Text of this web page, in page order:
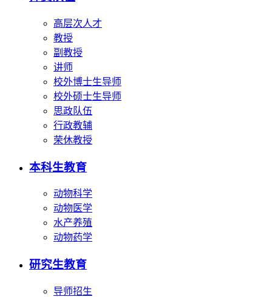
高层次人才
教授
副教授
讲师
校外博士生导师
校外硕士生导师
思政队伍
行政教辅
荣休教授
本科生教育
动物科学
动物医学
水产养殖
动物药学
研究生教育
导师招生